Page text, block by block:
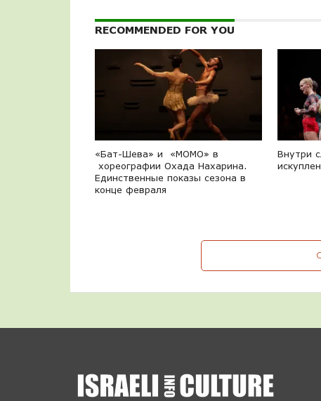
RECOMMENDED FOR YOU
«Бат-Шева» и «MOMO» в
хореографии Охада Нахарина.
Единственные показы сезона в
конце февраля
Внутри